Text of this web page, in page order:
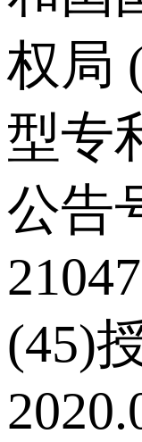
权局
型专
公告
(45)